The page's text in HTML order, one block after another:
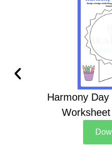
Harmony